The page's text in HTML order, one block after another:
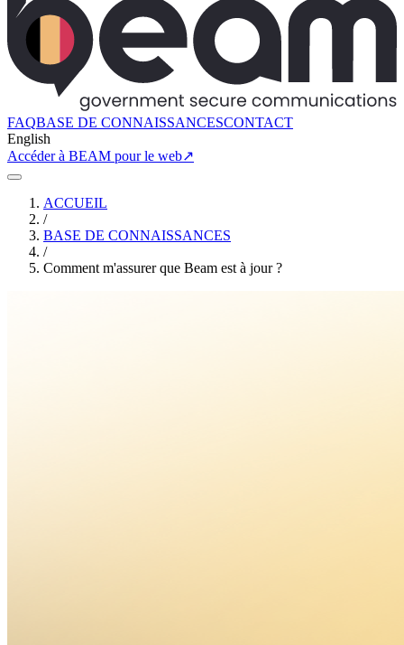
FAQBASE DE CONNAISSANCESCONTACT
English
Accéder à BEAM pour le web↗
ACCUEIL
/
BASE DE CONNAISSANCES
/
Comment m'assurer que Beam est à jour ?